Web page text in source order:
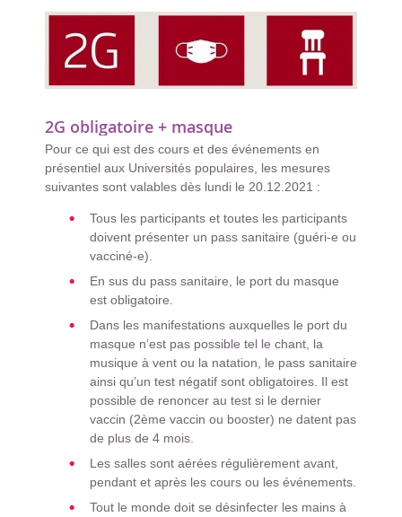
2G obligatoire + masque
Pour ce qui est des cours et des événements en
présentiel aux Universités populaires, les mesures
suivantes sont valables dès lundi le 20.12.2021 :
Tous les participants et toutes les participants
doivent présenter un pass sanitaire (guéri-e ou
vacciné-e).
En sus du pass sanitaire, le port du masque
est obligatoire.
Dans les manifestations auxquelles le port du
masque n’est pas possible tel le chant, la
musique à vent ou la natation, le pass sanitaire
ainsi qu’un test négatif sont obligatoires. Il est
possible de renoncer au test si le dernier
vaccin (2ème vaccin ou booster) ne datent pas
de plus de 4 mois.
Les salles sont aérées régulièrement avant,
pendant et après les cours ou les événements.
Tout le monde doit se désinfecter les mains à